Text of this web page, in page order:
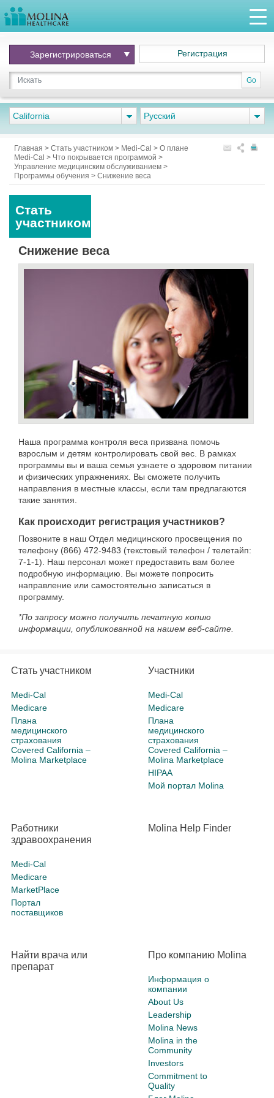
Go
Зарегистрироваться Регистрация
California Pусский
Главная > Стать участником > Medi-Cal > О плане
Medi-Cal > Что покрывается программой >
Управление медицинским обслуживанием >
Программы обучения > Снижение веса
Стать
участником
Снижение веса
Наша программа контроля веса призвана помочь
взрослым и детям контролировать свой вес. В рамках
программы вы и ваша семья узнаете о здоровом питании
и физических упражнениях. Вы сможете получить
направления в местные классы, если там предлагаются
такие занятия.
Как происходит регистрация участников?
Позвоните в наш Отдел медицинского просвещения по
телефону (866) 472-9483 (текстовый телефон / телетайп:
7-1-1). Наш персонал может предоставить вам более
подробную информацию. Вы можете попросить
направление или самостоятельно записаться в
программу.
*По запросу можно получить печатную копию
информации, опубликованной на нашем веб-сайте.
Стать участником
Medi-Cal
Medicare
Плана
медицинского
страхования
Covered California –
Molina Marketplace
Участники
Medi-Cal
Medicare
Плана
медицинского
страхования
Covered California –
Molina Marketplace
HIPAA
Мой портал Molina
Работники
здравоохранения
Medi-Cal
Medicare
MarketPlace
Портал
поставщиков
Molina Help Finder
Найти врача или
препарат
Про компанию Molina
Информация о
компании
About Us
Leadership
Molina News
Molina in the
Community
Investors
Commitment to
Quality